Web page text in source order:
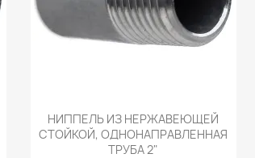
Быстрый просмотр
НИППЕЛЬ ИЗ НЕРЖАВЕЮЩЕЙ
СТОЙКОЙ, ОДНОНАПРАВЛЕННАЯ
ТРУБА 2"